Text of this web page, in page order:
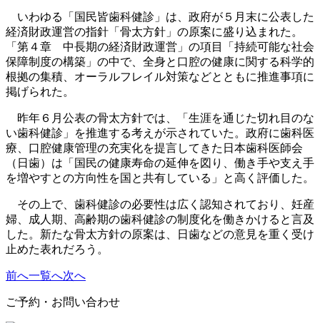
いわゆる「国民皆歯科健診」は、政府が５月末に公表した
経済財政運営の指針「骨太方針」の原案に盛り込まれた。
「第４章 中長期の経済財政運営」の項目「持続可能な社会
保障制度の構築」の中で、全身と口腔の健康に関する科学的
根拠の集積、オーラルフレイル対策などとともに推進事項に
掲げられた。
昨年６月公表の骨太方針では、「生涯を通じた切れ目のな
い歯科健診」を推進する考えが示されていた。政府に歯科医
療、口腔健康管理の充実化を提言してきた日本歯科医師会
（日歯）は「国民の健康寿命の延伸を図り、働き手や支え手
を増やすとの方向性を国と共有している」と高く評価した。
その上で、歯科健診の必要性は広く認知されており、妊産
婦、成人期、高齢期の歯科健診の制度化を働きかけると言及
した。新たな骨太方針の原案は、日歯などの意見を重く受け
止めた表れだろう。
前へ一覧へ次へ
ご予約・お問い合わせ